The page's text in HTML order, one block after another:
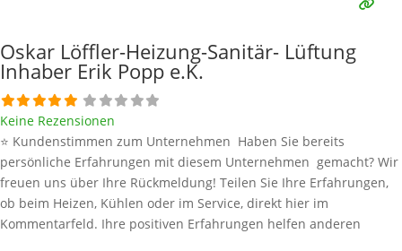
Oskar Löffler-Heizung-Sanitär- Lüftung
Inhaber Erik Popp e.K.
Keine Rezensionen
⭐ Kundenstimmen zum Unternehmen Haben Sie bereits
persönliche Erfahrungen mit diesem Unternehmen gemacht? Wir
freuen uns über Ihre Rückmeldung! Teilen Sie Ihre Erfahrungen,
ob beim Heizen, Kühlen oder im Service, direkt hier im
Kommentarfeld. Ihre positiven Erfahrungen helfen anderen